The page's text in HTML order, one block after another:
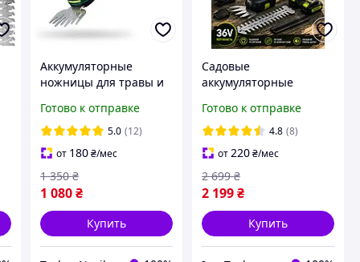
Аккумуляторные
ножницы для травы и
триммер-кусторез
Готово к отправке
5.0 (12)
от 180 ₴/мес
1 080 ₴
1 350 ₴
Купить
Садовые
аккумуляторные
триммер кусторез для
травы и кустов
Готово к отправке
4.8 (8)
от 220₴/мес
2 199₴
2 699 ₴
Купить